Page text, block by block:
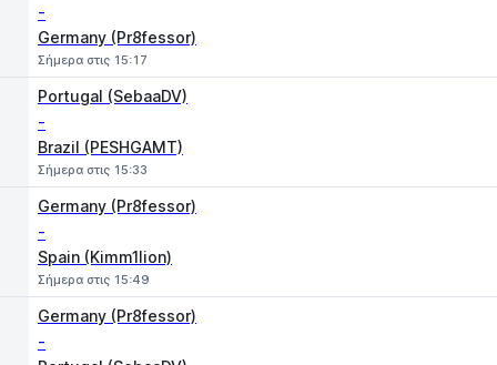
-
Germany (Pr8fessor)
Σήμερα στις 15:17
Portugal (SebaaDV)
-
Brazil (PESHGAMT)
Σήμερα στις 15:33
Germany (Pr8fessor)
-
Spain (Kimm1lion)
Σήμερα στις 15:49
Germany (Pr8fessor)
-